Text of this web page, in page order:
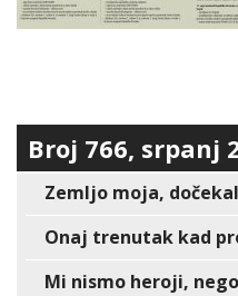
Broj 766, srpanj
Zemljo moja,
Onaj trenutak kad
Mi nismo heroji,